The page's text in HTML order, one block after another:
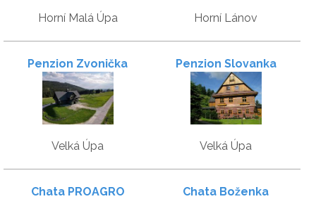
Horní Malá Úpa Horní Lánov
Penzion Zvonička
Velká Úpa
Penzion Slovanka
Velká Úpa
Chata PROAGRO Chata Boženka